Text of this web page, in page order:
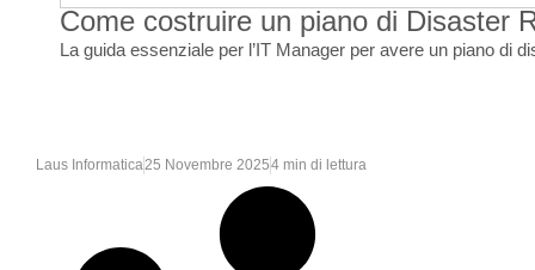
Come costruire un piano di Disaster
La guida essenziale per l’IT Manager per avere un piano di
Laus Informatica25 Novembre 20254 min di lettura